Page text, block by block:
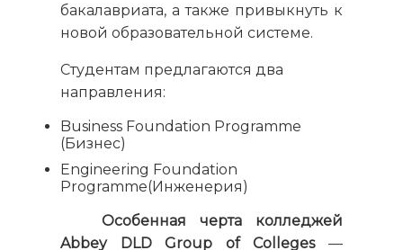
бакалавриата, а также привыкнуть к
новой образовательной системе.
Студентам предлагаются два
направления:
Business Foundation Programme
(Бизнес)
Engineering Foundation
Programme(Инженерия)
Особенная черта колледжей
Abbey DLD Group of Colleges —